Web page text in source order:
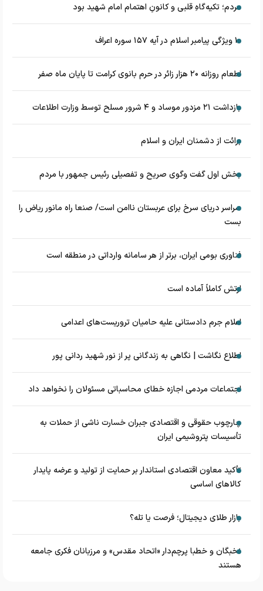
مردم؛ تکیه‌گاهِ قلبی و کانونِ اهتمام امام شهید بود
۱۰ ویژگی پیامبر اسلام در آیه ۱۵۷ سوره اعراف
اطعام روزانه ۲۰ هزار زائر در حرم بانوی کرامت تا پایان ماه صفر
بازداشت ۲۱ مزدور موساد و ۴ شرور مسلح توسط وزارت اطلاعات
برائت از دشمنان ایران و اسلام
بخش اول گفت وگوی صریح و تفصیلی رئیس جمهور با مردم
سراسر دریای سرخ برای عربستان ناامن است/ صنعا راه مانور ریاض را
بست
فناوری بومی ایران، برتر از هر سامانه وارداتی در منطقه است
ارتش کاملاً آماده است
اعلام جرم دادستانی علیه حامیان تروریست‌های اعدامی
اطلاع نگاشت | نگاهی به زندگانی پر از نور شهید ردانی پور
اجتماعات مردمی اجازه خطای محاسباتی مسئولان را نخواهد داد
چارچوب حقوقی و اقتصادی جبران خسارت ناشی از حملات به
تأسیسات پتروشیمی ایران
تأکید معاون اقتصادی استاندار بر حمایت از تولید و عرضه پایدار
کالاهای اساسی
بازار طلای دیجیتال؛ فرصت یا تله؟
نخبگان و خطبا پرچم‌دار «اتحاد مقدس» و مرزبانان فکری جامعه
هستند